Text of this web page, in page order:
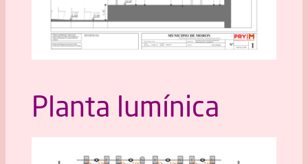
Planta lumínica